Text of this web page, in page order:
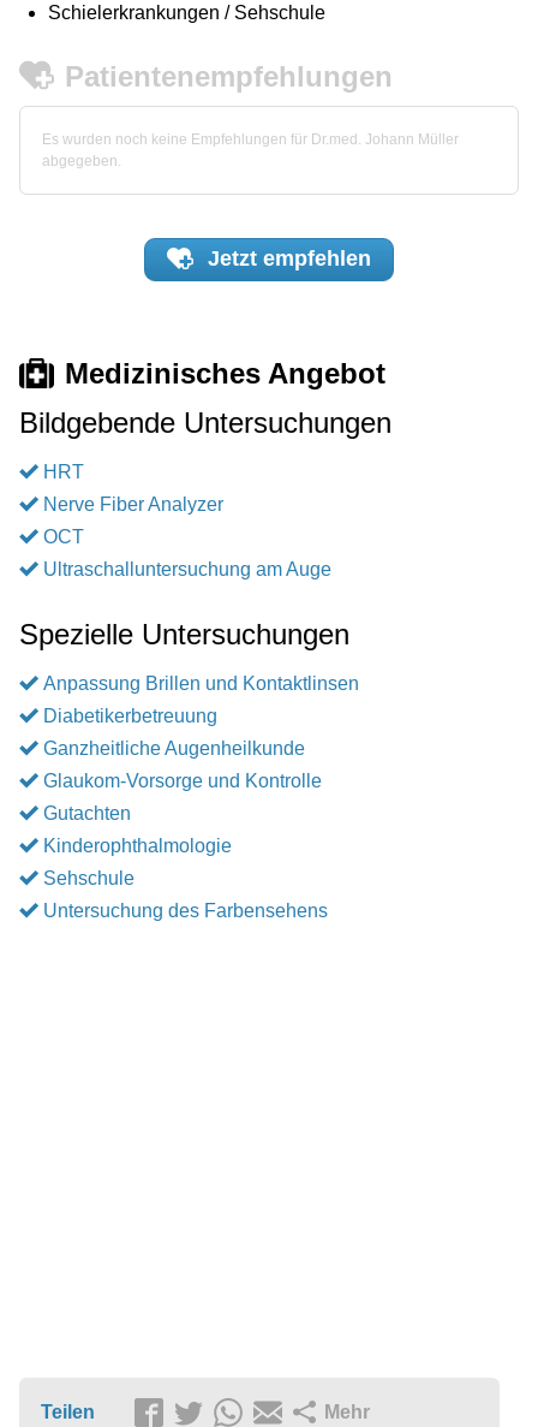
Schielerkrankungen / Sehschule
Patientenempfehlungen
Es wurden noch keine Empfehlungen für Dr.med. Johann Müller
abgegeben.
Jetzt empfehlen
Medizinisches Angebot
Bildgebende Untersuchungen
HRT
Nerve Fiber Analyzer
OCT
Ultraschalluntersuchung am Auge
Spezielle Untersuchungen
Anpassung Brillen und Kontaktlinsen
Diabetikerbetreuung
Ganzheitliche Augenheilkunde
Glaukom-Vorsorge und Kontrolle
Gutachten
Kinderophthalmologie
Sehschule
Untersuchung des Farbensehens
Teilen Mehr